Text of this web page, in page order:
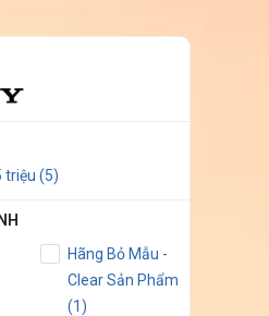
triệu (5)
Hãng Bỏ Mẫu -
Clear Sản Phẩm
(1)